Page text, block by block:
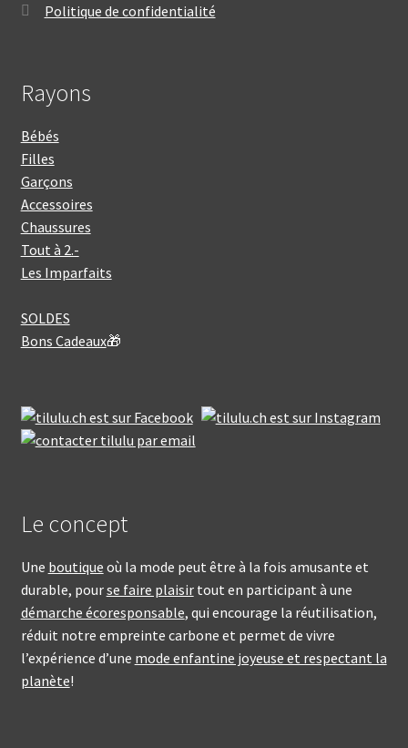
Politique de confidentialité
Rayons
Bébés
Filles
Garçons
Accessoires
Chaussures
Tout à 2.-
Les Imparfaits
SOLDES
Bons Cadeaux🎁
Le concept
Une boutique où la mode peut être à la fois amusante et
durable, pourse faire plaisirtout en participant à une
démarche écoresponsable, qui encourage la réutilisation,
réduit notre empreinte carbone et permet de vivre
l’expérience d’une mode enfantine joyeuse et respectant la
planète!